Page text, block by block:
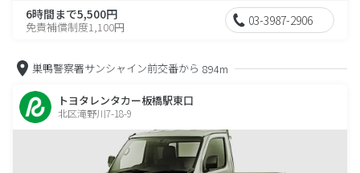
6時間まで5,500円
免責補償制度1,100円 03-3987-2906
巣鴨警察署サンシャイン前交番から 894m
トヨタレンタカー板橋駅東口
北区滝野川7-18-9